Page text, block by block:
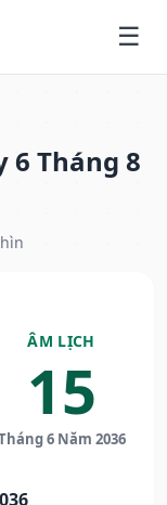
6 Tháng 8
ÂM LỊCH
15
6 Năm 2036